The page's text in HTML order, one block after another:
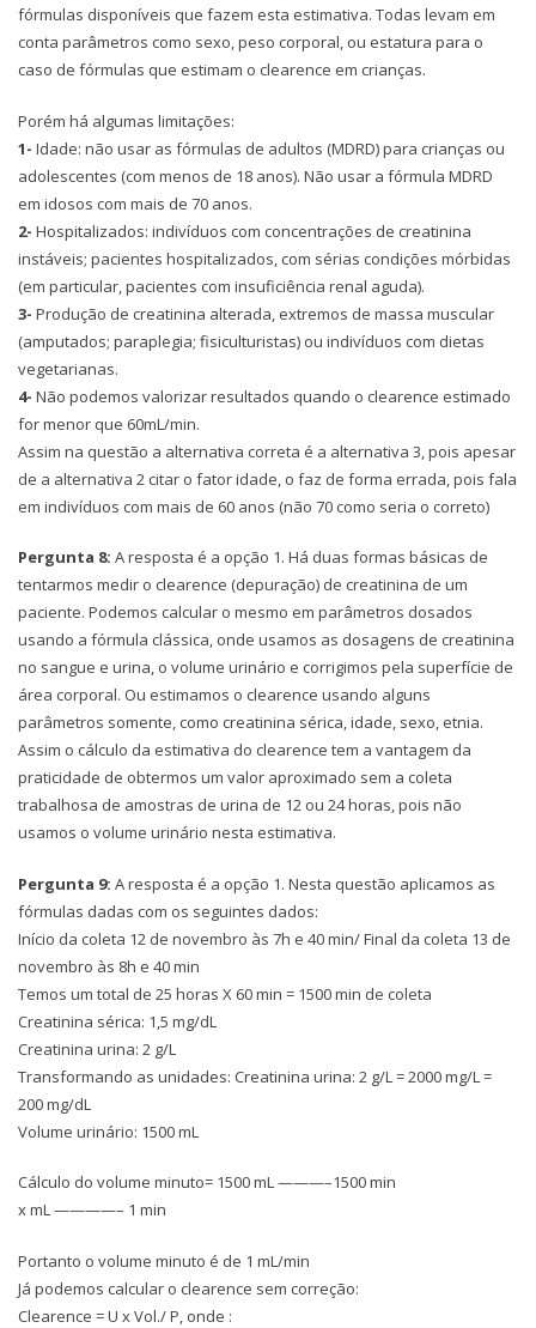
fórmulas disponíveis que fazem esta estimativa. Todas levam em
conta parâmetros como sexo, peso corporal, ou estatura para o
caso de fórmulas que estimam o clearence em crianças.
Porém há algumas limitações:
1- Idade: não usar as fórmulas de adultos (MDRD) para crianças ou
adolescentes (com menos de 18 anos). Não usar a fórmula MDRD
em idosos com mais de 70 anos.
2- Hospitalizados: indivíduos com concentrações de creatinina
instáveis; pacientes hospitalizados, com sérias condições mórbidas
(em particular, pacientes com insuficiência renal aguda).
3- Produção de creatinina alterada, extremos de massa muscular
(amputados; paraplegia; fisiculturistas) ou indivíduos com dietas
vegetarianas.
4- Não podemos valorizar resultados quando o clearence estimado
for menor que 60mL/min.
Assim na questão a alternativa correta é a alternativa 3, pois apesar
de a alternativa 2 citar o fator idade, o faz de forma errada, pois fala
em indivíduos com mais de 60 anos (não 70 como seria o correto)
Pergunta 8: A resposta é a opção 1. Há duas formas básicas de
tentarmos medir o clearence (depuração) de creatinina de um
paciente. Podemos calcular o mesmo em parâmetros dosados
usando a fórmula clássica, onde usamos as dosagens de creatinina
no sangue e urina, o volume urinário e corrigimos pela superfície de
área corporal. Ou estimamos o clearence usando alguns
parâmetros somente, como creatinina sérica, idade, sexo, etnia.
Assim o cálculo da estimativa do clearence tem a vantagem da
praticidade de obtermos um valor aproximado sem a coleta
trabalhosa de amostras de urina de 12 ou 24 horas, pois não
usamos o volume urinário nesta estimativa.
Pergunta 9: A resposta é a opção 1. Nesta questão aplicamos as
fórmulas dadas com os seguintes dados:
Início da coleta 12 de novembro às 7h e 40 min/ Final da coleta 13 de
novembro às 8h e 40 min
Temos um total de 25 horas X 60 min = 1500 min de coleta
Creatinina sérica: 1,5 mg/dL
Creatinina urina: 2 g/L
Transformando as unidades: Creatinina urina: 2 g/L = 2000 mg/L =
200 mg/dL
Volume urinário: 1500 mL
Cálculo do volume minuto= 1500 mL ———–1500 min
x mL ————– 1 min
Portanto o volume minuto é de 1 mL/min
Já podemos calcular o clearence sem correção:
Clearence = U x Vol./ P, onde :